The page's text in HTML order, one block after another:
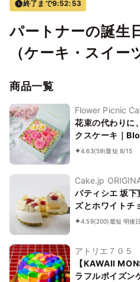
終了まで9:52:52
パートナーの誕生
（ケーキ・スイー
商品一覧
Flower Picnic
花束の代わりに
クスケーキ｜
4.63(59)最短 8/15
Cake.jp
パティシエ 坂
ズとホワイトチ
Festin（ル フェ
4.59(200)最短 明後日
アトリエ７０５
【KAWAII
ラフルポイズン